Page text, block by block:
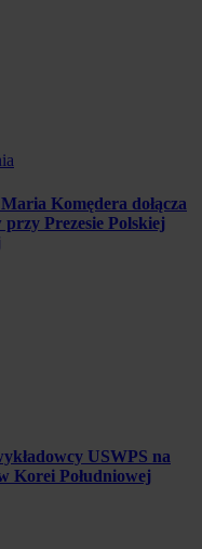
Komędera dołącza
Prezesie Polskiej
USWPS na
Korei Południowej